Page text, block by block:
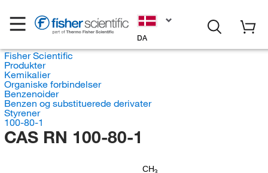
DA
Fisher Scientific
Produkter
Kemikalier
Organiske forbindelser
Benzenoider
Benzen og substituerede derivater
Styrener
100-80-1
CAS RN 100-80-1
CH